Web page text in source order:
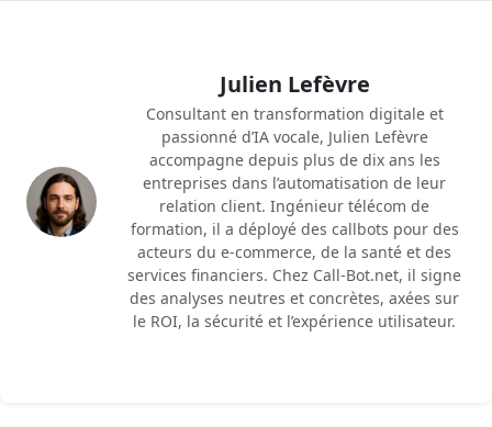
Julien Lefèvre
Consultant en transformation digitale et
passionné d’IA vocale, Julien Lefèvre
accompagne depuis plus de dix ans les
entreprises dans l’automatisation de leur
relation client. Ingénieur télécom de
formation, il a déployé des callbots pour des
acteurs du e-commerce, de la santé et des
services financiers. Chez Call-Bot.net, il signe
des analyses neutres et concrètes, axées sur
le ROI, la sécurité et l’expérience utilisateur.